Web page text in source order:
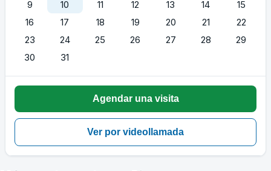
9 10 11 12 13 14
15
16
17 18 19 20 21
22
23
24 25 26 27 28
29
30
31